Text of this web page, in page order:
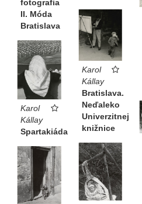
fotografia
II. Móda
Bratislava
Karol
Kállay
Bratislava.
Neďaleko
Univerzitnej
knižnice
Karol
Kállay
Spartakiáda